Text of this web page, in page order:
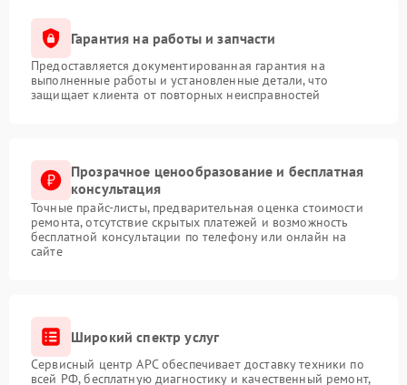
Гарантия на работы и запчасти
Предоставляется документированная гарантия на
выполненные работы и установленные детали, что
защищает клиента от повторных неисправностей
Прозрачное ценообразование и бесплатная
консультация
Точные прайс-листы, предварительная оценка стоимости
ремонта, отсутствие скрытых платежей и возможность
бесплатной консультации по телефону или онлайн на
сайте
Широкий спектр услуг
Сервисный центр APC обеспечивает доставку техники по
всей РФ, бесплатную диагностику и качественный ремонт,